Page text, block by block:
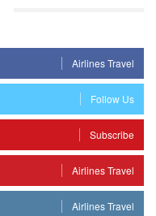
Airlines Travel
Follow Us
Subscribe
Airlines Travel
Airlines Travel